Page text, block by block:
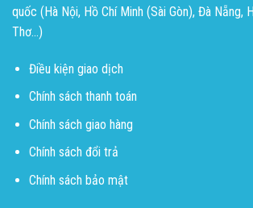
quốc (Hà Nội, Hồ Chí Minh (Sài Gòn), Đà Nẵng,
Thơ...)
Điều kiện giao dịch
Chính sách thanh toán
Chính sách giao hàng
Chính sách đổi trả
Chính sách bảo mật